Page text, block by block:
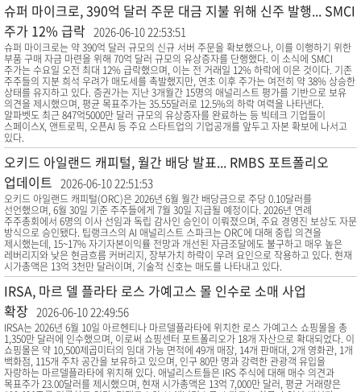
슈퍼 마이크로, 390억 달러 주문 대금 지불 위해 신주 발행... SMCI
주가 12% 급락 2026-06-10 22:53:51
슈퍼 마이크로는 약 390억 달러 규모의 신규 서버 주문을 확보했으나, 이를 이행하기 위한
부품 구매 자금 마련을 위해 70억 달러 규모의 유상증자를 단행했다. 이 소식에 SMCI
주가는 수요일 오전 최대 12% 급락했으며, 이는 전 거래일 12% 하락에 이은 것이다. 기존
주주들의 지분 희석 우려가 매도세를 촉발했지만, 연초 이후 주가는 여전히 약 38% 상승한
상태를 유지하고 있다. 증권가는 지난 3개월간 15명의 애널리스트 평가를 기반으로 보유
의견을 제시했으며, 평균 목표주가는 35.55달러로 12.5%의 하락 여력을 나타낸다.
알파벳도 최근 847억5000만 달러 규모의 유상증자를 완료하는 등 빅테크 기업들이
스페이스X, 앤트로픽, 오픈AI 등 주요 스타트업의 기업공개를 앞두고 자본 확보에 나서고
있다.
오키드 아일랜드 캐피털, 월간 배당 발표... RMBS 포트폴리오
업데이트 2026-06-10 22:51:53
오키드 아일랜드 캐피털(ORC)은 2026년 6월 월간 배당금으로 주당 0.10달러를
선언했으며, 6월 30일 기준 주주들에게 7월 30일 지급될 예정이다. 2026년 연례
주주총회에서 6명의 이사 선임과 독립 감사인 승인이 이뤄졌으며, 주요 경영진 보상도 자문
방식으로 승인됐다. 팁랭크스의 AI 애널리스트 스파크는 ORC에 대해 중립 의견을
제시했는데, 15~17% 자기자본이익률 전망과 개선된 자금조달에도 불구하고 매우 높은
레버리지와 낮은 현금흐름 커버리지, 장부가치 하락이 우려 요인으로 작용하고 있다. 현재
시가총액은 13억 3천만 달러이며, 기술적 신호는 매도를 나타내고 있다.
IRSA, 마르 델 플라타 로스 가예고스 몰 인수로 소매 사업
확장 2026-06-10 22:49:56
IRSA는 2026년 6월 10일 아르헨티나 마르델플라타에 위치한 로스 가예고스 쇼핑몰을 총
1,350만 달러에 인수했으며, 이로써 쇼핑센터 포트폴리오가 18개 자산으로 확대되었다. 이
쇼핑몰은 약 10,500제곱미터의 임대 가능 면적에 49개 매장, 14개 판매대, 2개 영화관, 1개
백화점, 115개 주차 공간을 보유하고 있으며, 인구 80만 명과 강력한 관광객 유입을
자랑하는 마르델플라타에 위치해 있다. 애널리스트들은 IRS 주식에 대해 매수 의견과
목표주가 23.00달러를 제시했으며, 현재 시가총액은 13억 7,000만 달러, 평균 거래량은